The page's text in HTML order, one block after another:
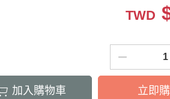
TWD
加入購物車 立即